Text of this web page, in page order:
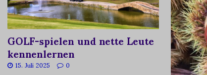
GOLF-spielen und nette Leute
kennenlernen
15. Juli 2025 0